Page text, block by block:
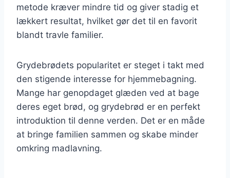
metode kræver mindre tid og giver stadig et
lækkert resultat, hvilket gør det til en favorit
blandt travle familier.
Grydebrødets popularitet er steget i takt med
den stigende interesse for hjemmebagning.
Mange har genopdaget glæden ved at bage
deres eget brød, og grydebrød er en perfekt
introduktion til denne verden. Det er en måde
at bringe familien sammen og skabe minder
omkring madlavning.